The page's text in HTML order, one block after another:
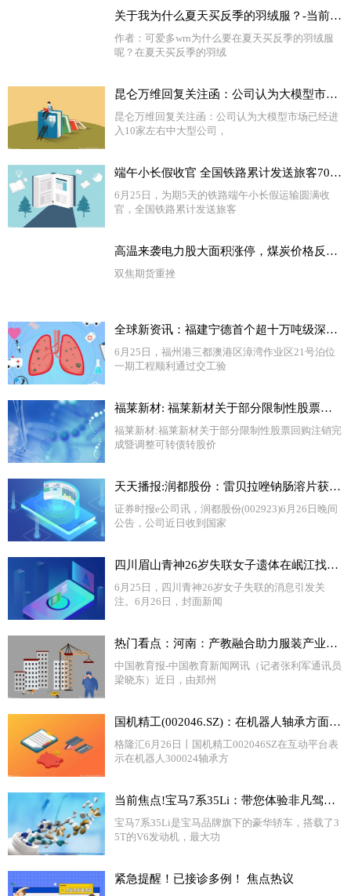
关于我为什么夏天买反季的羽绒服？-当前热闻
作者：可爱多wrn为什么要在夏天买反季的羽绒服
呢？在夏天买反季的羽绒
昆仑万维回复关注函：公司认为大模型市场已经进入10家左右中大型公司 当前热闻
昆仑万维回复关注函：公司认为大模型市场已经进
入10家左右中大型公司，
端午小长假收官 全国铁路累计发送旅客7037.9万人次|报道
6月25日，为期5天的铁路端午小长假运输圆满收
官，全国铁路累计发送旅客
高温来袭电力股大面积涨停，煤炭价格反弹动力不足
双焦期货重挫
全球新资讯：福建宁德首个超十万吨级深水泊位通过交工验收
6月25日，福州港三都澳港区漳湾作业区21号泊位
一期工程顺利通过交工验
福莱新材: 福莱新材关于部分限制性股票回购注销完成暨调整可转债转股价格的公告
福莱新材:福莱新材关于部分限制性股票回购注销完
成暨调整可转债转股价
天天播报:润都股份：雷贝拉唑钠肠溶片获药品注册证书
证券时报e公司讯，润都股份(002923)6月26日晚间
公告，公司近日收到国家
四川眉山青神26岁失联女子遗体在岷江找到 警方：正在调查中
6月25日，四川青神26岁女子失联的消息引发关
注。6月26日，封面新闻
热门看点：河南：产教融合助力服装产业数智化人才培育
中国教育报-中国教育新闻网讯（记者张利军通讯员
梁晓东）近日，由郑州
国机精工(002046.SZ)：在机器人轴承方面，公司有研发和制造能力，但目前尚未实现对外销售 天天信息
格隆汇6月26日丨国机精工002046SZ在互动平台表
示在机器人300024轴承方
当前焦点!宝马7系35Li：带您体验非凡驾驶乐趣！
宝马7系35Li是宝马品牌旗下的豪华轿车，搭载了3
5T的V6发动机，最大功
紧急提醒！已接诊多例！ 焦点热议